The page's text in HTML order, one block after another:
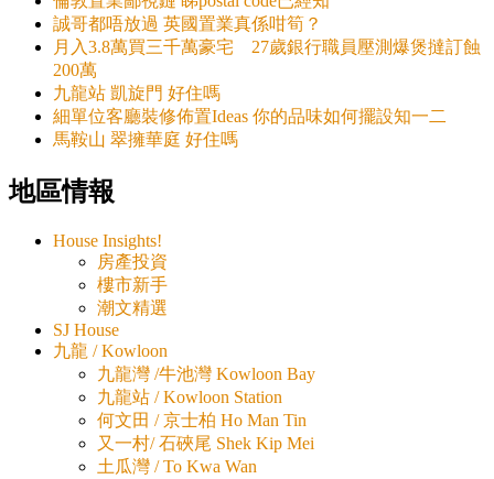
誠哥都唔放過 英國置業真係咁筍？
月入3.8萬買三千萬豪宅 27歲銀行職員壓測爆煲撻訂蝕
200萬
九龍站 凱旋門 好住嗎
細單位客廳裝修佈置Ideas 你的品味如何擺設知一二
馬鞍山 翠擁華庭 好住嗎
地區情報
House Insights!
房產投資
樓市新手
潮文精選
SJ House
九龍 / Kowloon
九龍灣 /牛池灣 Kowloon Bay
九龍站 / Kowloon Station
何文田 / 京士柏 Ho Man Tin
又一村/ 石硤尾 Shek Kip Mei
土瓜灣 / To Kwa Wan